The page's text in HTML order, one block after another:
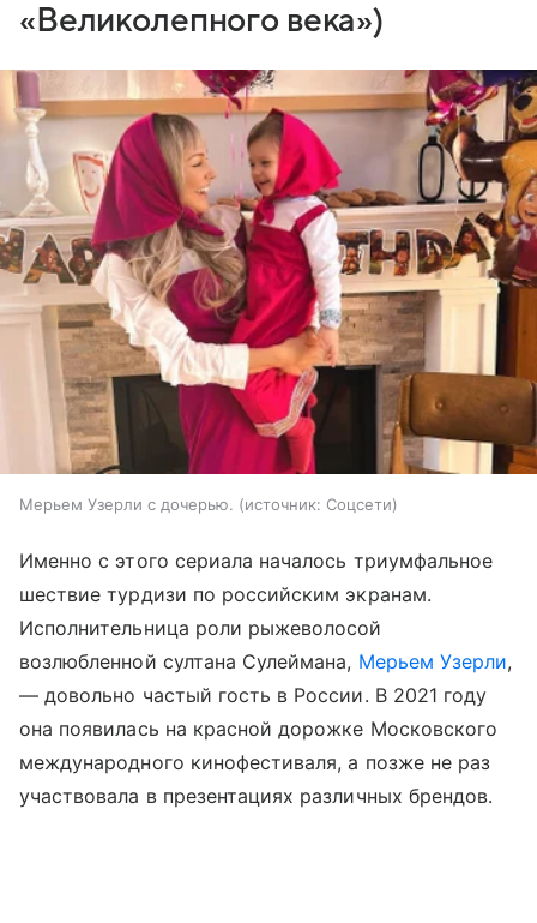
«Великолепного века»)
Мерьем Узерли с дочерью. источник: Соцсети
Именно с этого сериала началось триумфальное
шествие турдизи по российским экранам.
Исполнительница роли рыжеволосой
возлюбленной султана Сулеймана, Мерьем Узерли,
— довольно частый гость в России. В 2021 году
она появилась на красной дорожке Московского
международного кинофестиваля, а позже не раз
участвовала в презентациях различных брендов.